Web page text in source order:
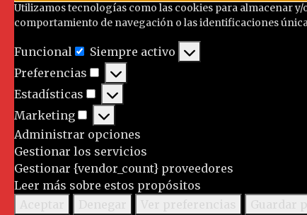
Utilizamos tecnologías como las cookies para almacenar
comportamiento de navegación o las identificaciones
Funcional
Siempre activo
Preferencias
Estadísticas
Marketing
Administrar opciones
Gestionar los servicios
Gestionar {vendor_count} proveedores
Leer más sobre estos propósitos